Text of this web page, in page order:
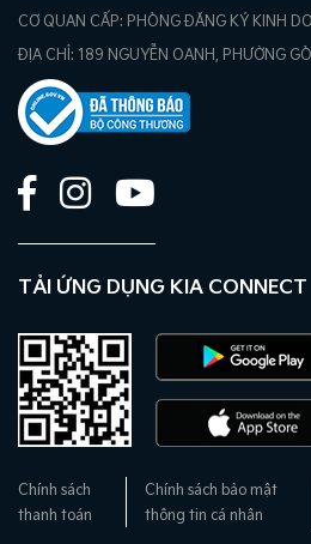
CƠ QUAN CẤP: PHÒNG ĐĂNG KÝ KINH
ĐỊA CHỈ: 189 NGUYỄN OANH, PHƯỜNG
TẢI ỨNG DỤNG KIA CONNECT
Chính sách
thanh toán
Chính sách bảo mật
thông tin cá nhân